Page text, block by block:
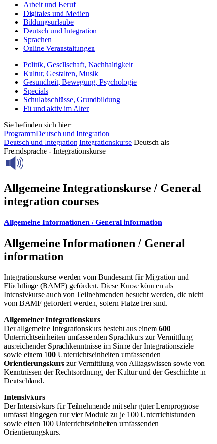
Arbeit und Beruf
Digitales und Medien
Bildungsurlaube
Deutsch und Integration
Sprachen
Online Veranstaltungen
Politik, Gesellschaft, Nachhaltigkeit
Kultur, Gestalten, Musik
Gesundheit, Bewegung, Psychologie
Specials
Schulabschlüsse, Grundbildung
Fit und aktiv im Alter
Sie befinden sich hier:
ProgrammDeutsch und Integration
Deutsch und Integration Integrationskurse Deutsch als
Fremdsprache - Integrationskurse
Allgemeine Integrationskurse / General
integration courses
Allgemeine Informationen / General information
Allgemeine Informationen / General
information
Integrationskurse werden vom Bundesamt für Migration und
Flüchtlinge (BAMF) gefördert. Diese Kurse können als
Intensivkurse auch von Teilnehmenden besucht werden, die nicht
vom BAMF gefördert werden, sofern Plätze frei sind.
Allgemeiner Integrationskurs
Der allgemeine Integrationskurs besteht aus einem 600
Unterrichtseinheiten umfassenden Sprachkurs zur Vermittlung
ausreichender Sprachkenntnisse im Sinne der Integrationsziele
sowie einem 100 Unterrichtseinheiten umfassenden
Orientierungskurs zur Vermittlung von Alltagswissen sowie von
Kenntnissen der Rechtsordnung, der Kultur und der Geschichte in
Deutschland.
Intensivkurs
Der Intensivkurs für Teilnehmende mit sehr guter Lernprognose
umfasst hingegen nur vier Module zu je 100 Unterrichtstunden
sowie einen 100 Unterrichtseinheiten umfassenden
Orientierungskurs.